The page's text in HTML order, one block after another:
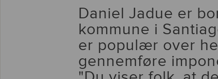
Daniel Jadue er
kommune i
er populær over
gennemføre